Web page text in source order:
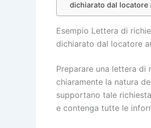
dichiarato dal locatore
Esempio Lettera di
dichiarato dal locatore
Preparare una lettera di
chiaramente la natura
supportano tale
e contenga tutte le